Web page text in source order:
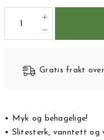
Gratis frakt over
• Myk og behagelige!
• Slitesterk, vanntett og